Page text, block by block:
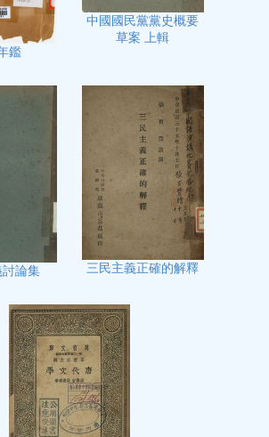
鑑
中國國民黨黨史概要
草案 上輯
論集 三民主義正確的解釋